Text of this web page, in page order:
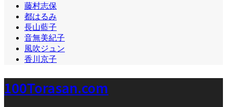
藤村志保
都はるみ
長山藍子
音無美紀子
風吹ジュン
香川京子
100Torasan.com